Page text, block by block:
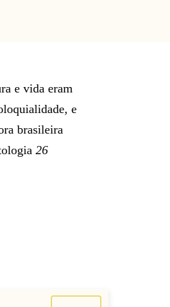
e vida eram
e
brasileira
26